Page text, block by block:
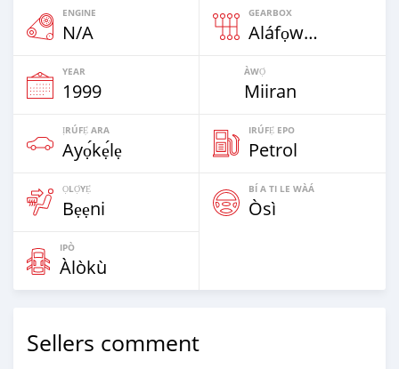
ENGINE
N/A
GEARBOX
Aláfọwọ́yí
YEAR
1999
ÀWỌ̀
Miiran
ỊRÚFẸ́ ARA
Ayọ́kẹ́lẹ
IRÚFẸ́ EPO
Petrol
ỌLỌ́YẸ́
Bẹẹni
BÍ A TI LE WÀÁ
Òsì
IPÒ
Àlòkù
Sellers comment